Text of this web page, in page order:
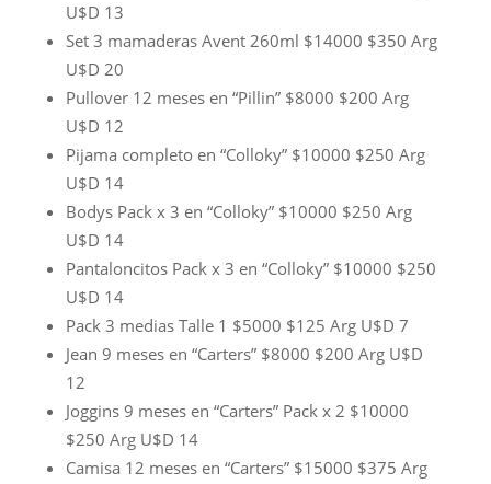
U$D 13
Set 3 mamaderas Avent 260ml $14000 $350 Arg
U$D 20
Pullover 12 meses en “Pillin” $8000 $200 Arg
U$D 12
Pijama completo en “Colloky” $10000 $250 Arg
U$D 14
Bodys Pack x 3 en “Colloky” $10000 $250 Arg
U$D 14
Pantaloncitos Pack x 3 en “Colloky” $10000 $250
U$D 14
Pack 3 medias Talle 1 $5000 $125 Arg U$D 7
Jean 9 meses en “Carters” $8000 $200 Arg U$D
12
Joggins 9 meses en “Carters” Pack x 2 $10000
$250 Arg U$D 14
Camisa 12 meses en “Carters” $15000 $375 Arg